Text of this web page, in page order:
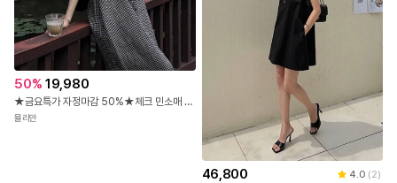
50% 19,980
★금요특가 자정마감 50%★체크 민소매 린넨 롱 원피스
뮬리안
46,800 4.0 (2)